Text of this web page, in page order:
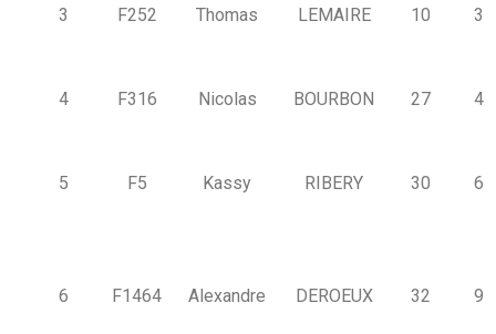
3 F252 Thomas LEMAIRE 10 3
4 F316 Nicolas BOURBON 27 4
5 F5 Kassy RIBERY 30 6
6 F1464 Alexandre DEROEUX 32 9